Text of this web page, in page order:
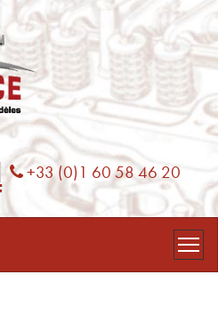
Phone
+33 (0)1 60 58 46 20
Facebook